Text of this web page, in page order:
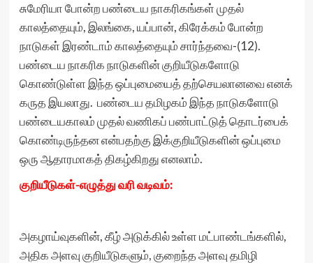
சுமேரியா போன்ற பண்டைய நாகரிகங்கள் முதல்
காலத்தையும், இலங்கை, யப்பான், கிரேக்கம் போன்ற
நாடுகள் இரண்டாம் காலத்தையும் சார்ந்தவை-(12).
பண்டைய நாகரிக நாடுகளின் குறியீடுகளோடு
கொண்டுள்ள இந்த ஒப்புமையைத் தற்செயலானவை எனக்
கருத இயலாது. பண்டைய தமிழகம் இந்த நாடுகளோடு
பண்டையகாலம் முதல் வணிகப் பண்பாட்டுத் தொடர்பைக்
கொண்டிருந்தன என்பதற்கு இக்குறியீடுகளின் ஒப்புமை
ஒரு ஆதாரமாகத் திகழ்கிறது எனலாம்.
குறியீடுகள்-எழுத்து வரி வடிவம்:
அகழாய்வுகளின், கீழ் அடுக்கில் உள்ள மட்பாண்டங்களில்,
அதிக அளவு குறியீடுகளும், குறைந்த அளவு தமிழி